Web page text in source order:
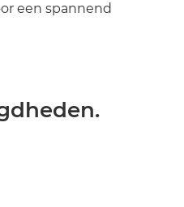
een spannend